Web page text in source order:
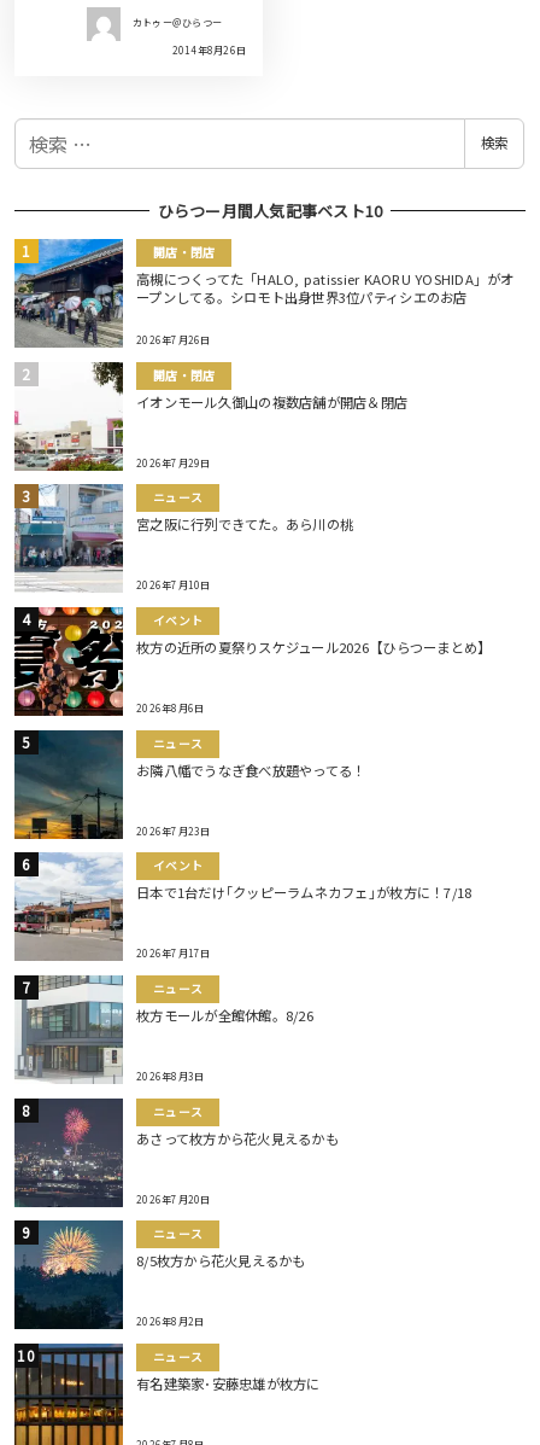
カトゥー＠ひらつー
2014年8月26日
検
検索
ひらつー月間人気記事ベスト10
開店・閉店
高槻につくってた「HALO, patissier KAORU YOSHIDA」がオ
ープンしてる。シロモト出身世界3位パティシエのお店
2026年7月26日
開店・閉店
イオンモール久御山の複数店舗が開店＆閉店
2026年7月29日
ニュース
宮之阪に行列できてた。あら川の桃
2026年7月10日
イベント
枚方の近所の夏祭りスケジュール2026【ひらつーまとめ】
2026年8月6日
ニュース
お隣八幡でうなぎ食べ放題やってる！
2026年7月23日
イベント
日本で1台だけ｢クッピーラムネカフェ｣が枚方に！7/18
2026年7月17日
ニュース
枚方モールが全館休館。8/26
2026年8月3日
ニュース
あさって枚方から花火見えるかも
2026年7月20日
ニュース
8/5枚方から花火見えるかも
2026年8月2日
ニュース
有名建築家･安藤忠雄が枚方に